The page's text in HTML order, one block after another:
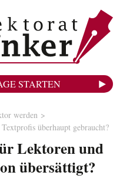
STARTEN
werden
überhaupt gebraucht?
Lektoren und
übersättigt?